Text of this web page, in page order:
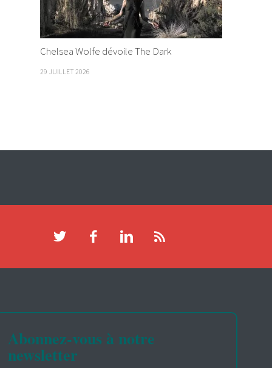
Chelsea Wolfe dévoile The Dark
29 JUILLET 2026
Abonnez-vous à notre
newsletter